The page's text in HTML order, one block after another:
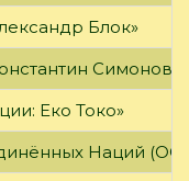
Блок»
Симонов»
Еко Токо»
Наций